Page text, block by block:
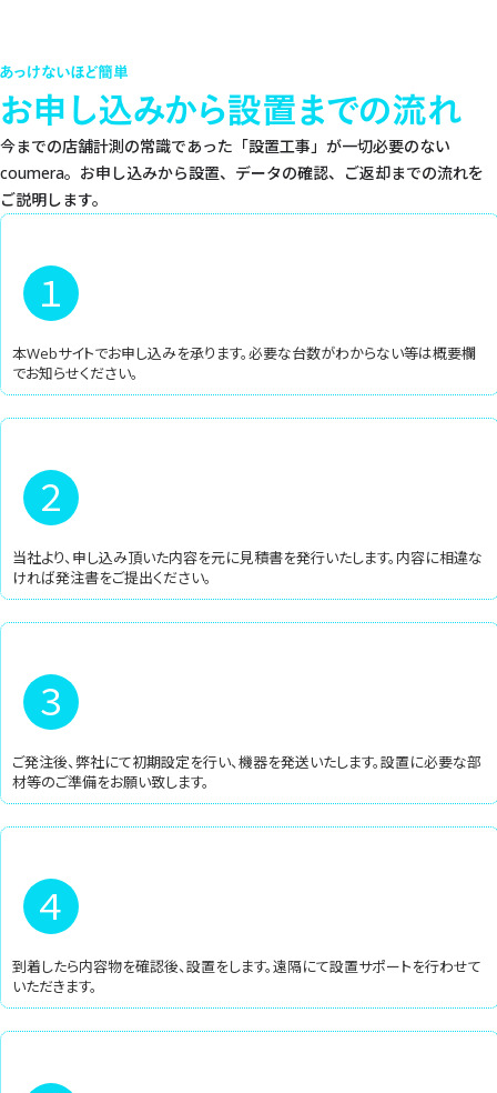
あっけないほど簡単
お申し込みから設置までの流れ
今までの店舗計測の常識であった「設置工事」が一切必要のない
coumera。お申し込みから設置、データの確認、ご返却までの流れを
ご説明します。
1
本Webサイトでお申し込みを承ります。必要な台数がわからない等は概要欄
でお知らせください。
2
当社より、申し込み頂いた内容を元に見積書を発行いたします。内容に相違な
ければ発注書をご提出ください。
3
ご発注後、弊社にて初期設定を行い、機器を発送いたします。設置に必要な部
材等のご準備をお願い致します。
4
到着したら内容物を確認後、設置をします。遠隔にて設置サポートを行わせて
いただきます。